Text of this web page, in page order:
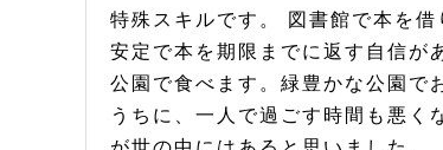
特殊スキルです。 図書館で本を
安定で本を期限までに返す自信が
公園で食べます。緑豊かな公園で
うちに、一人で過ごす時間も悪く